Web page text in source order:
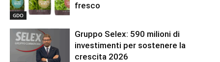
GDO
fresco
Gruppo Selex: 590 milioni di
investimenti per sostenere la
crescita 2026